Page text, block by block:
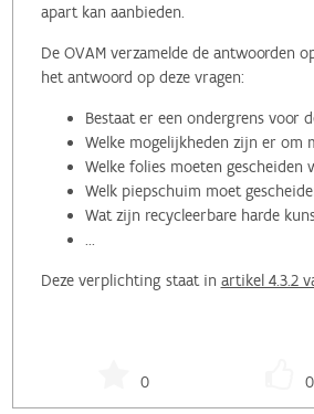
apart kan aanbieden.
De OVAM verzamelde de antwoorden
het antwoord op deze vragen:
Bestaat er een ondergrens voor
Welke mogelijkheden zijn er om
Welke folies moeten gescheiden
Welk piepschuim moet
Wat zijn recycleerbare harde
...
Deze verplichting staat in artikel 4.3.2
0 0